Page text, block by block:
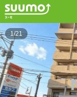
1/21